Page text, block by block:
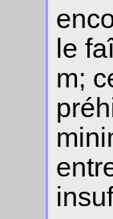
le
m;